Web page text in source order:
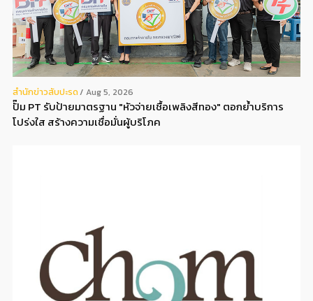
สํานักข่าวสับปะรด Aug 5, 2026
ปั๊ม PT รับป้ายมาตรฐาน "หัวจ่ายเชื้อเพลิงสีทอง" ตอกย้ำบริการ
โปร่งใส สร้างความเชื่อมั่นผู้บริโภค